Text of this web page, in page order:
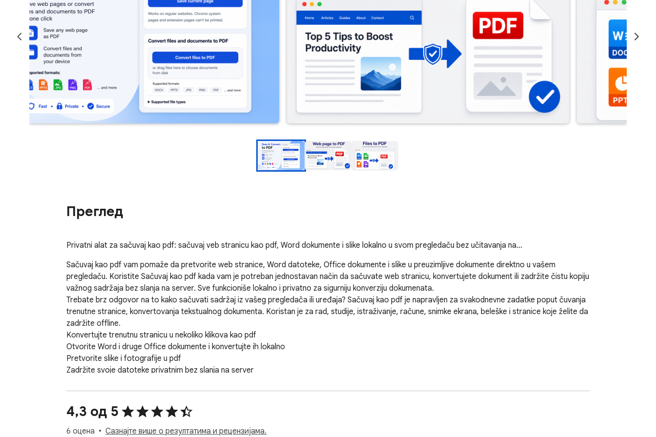
Преглед
Privatni alat za sačuvaj kao pdf: sačuvaj veb stranicu kao pdf, Word dokumente i slike lokalno u svom pregledaču bez učitavanja na…
Sačuvaj kao pdf vam pomaže da pretvorite web stranice, Word datoteke, Office dokumente i slike u preuzimljive dokumente direktno u vašem
pregledaču. Koristite Sačuvaj kao pdf kada vam je potreban jednostavan način da sačuvate web stranicu, konvertujete dokument ili zadržite čistu kopiju
važnog sadržaja bez slanja na server. Sve funkcioniše lokalno i privatno za sigurniju konverziju dokumenata.
Trebate brz odgovor na to kako sačuvati sadržaj iz vašeg pregledača ili uređaja? Sačuvaj kao pdf je napravljen za svakodnevne zadatke poput čuvanja
trenutne stranice, konvertovanja tekstualnog dokumenta. Koristan je za rad, studije, istraživanje, račune, snimke ekrana, beleške i stranice koje želite da
zadržite offline.
Konvertujte trenutnu stranicu u nekoliko klikova kao pdf
Otvorite Word i druge Office dokumente i konvertujte ih lokalno
Pretvorite slike i fotografije u pdf
Zadržite svoje datoteke privatnim bez slanja na server
1️⃣ Sačuvajte trenutnu karticu kao pdf
2️⃣ Konvertujte Word i Office dokumente kao pdf
3️⃣ Pretvorite slike, snimke ekrana i datoteke sa slikama u pdf
4️⃣ Obradite datoteke lokalno u vašem pregledaču
4,3 од 5
6 оцена Сазнајте више о резултатима и рецензијама.